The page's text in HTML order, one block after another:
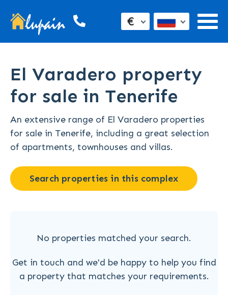
€
El Varadero property
for sale in Tenerife
An extensive range of El Varadero properties
for sale in Tenerife, including a great selection
of apartments, townhouses and villas.
Search properties in this complex
No properties matched your search.
Get in touch and we'd be happy to help you find
a property that matches your requirements.